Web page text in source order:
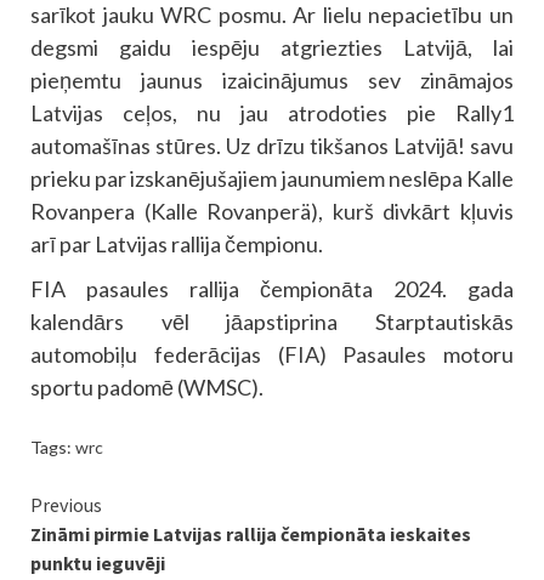
sarīkot jauku WRC posmu. Ar lielu nepacietību un
degsmi gaidu iespēju atgriezties Latvijā, lai
pieņemtu jaunus izaicinājumus sev zināmajos
Latvijas ceļos, nu jau atrodoties pie Rally1
automašīnas stūres. Uz drīzu tikšanos Latvijā! savu
prieku par izskanējušajiem jaunumiem neslēpa Kalle
Rovanpera (Kalle Rovanperä), kurš divkārt kļuvis
arī par Latvijas rallija čempionu.
FIA pasaules rallija čempionāta 2024. gada
kalendārs vēl jāapstiprina Starptautiskās
automobiļu federācijas (FIA) Pasaules motoru
sportu padomē (WMSC).
Tags: wrc
Continue
Reading
Previous
Zināmi pirmie Latvijas rallija čempionāta ieskaites
punktu ieguvēji